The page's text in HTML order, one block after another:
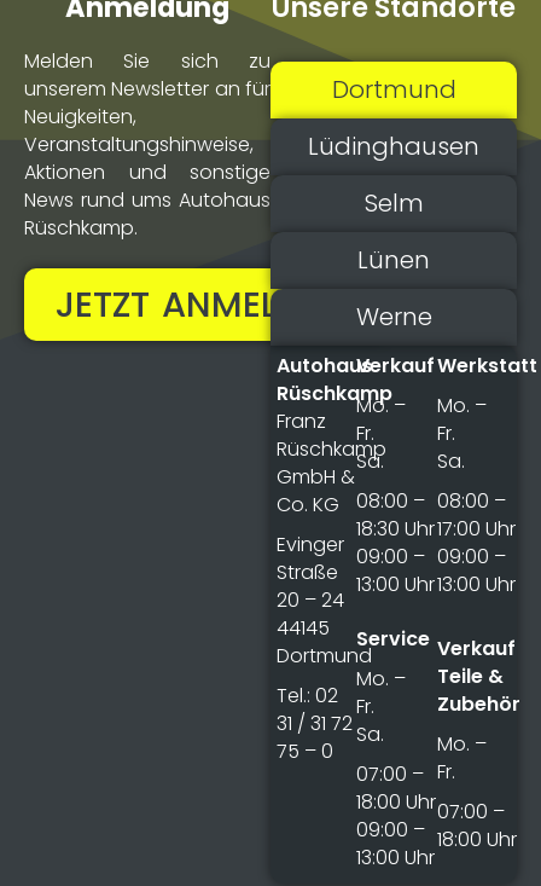
Melden Sie sich zu
unserem Newsletter an für
Neuigkeiten,
Veranstaltungs­hinweise,
Aktionen und sonstige
News rund ums Autohaus
Rüschkamp.
JETZT ANMELDEN!
Dortmund
Lüdinghausen
Selm
Lünen
Werne
Autohaus
Rüschkamp
Franz
Rüschkamp
GmbH &
Co. KG
Evinger
Straße
20 – 24
44145
Dortmund
Tel.: 02
31 / 31 72
75 – 0
Verkauf
Mo. –
Fr.
Sa.
08:00 –
18:30 Uhr
09:00 –
13:00 Uhr
Service
Mo. –
Fr.
Sa.
07:00 –
18:00 Uhr
09:00 –
13:00 Uhr
Werkstatt
Mo. –
Fr.
Sa.
08:00 –
17:00 Uhr
09:00 –
13:00 Uhr
Verkauf
Teile &
Zubehör
Mo. –
Fr.
07:00 –
18:00 Uhr